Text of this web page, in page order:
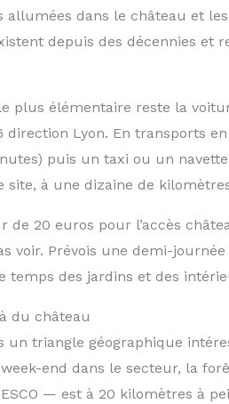
allumées dans le château et
depuis des décennies et
plus élémentaire reste la
direction Lyon. En transports
puis un taxi ou un
à une dizaine de
de 20 euros pour l’accès
voir. Prévois une demi-
temps des jardins et des
du château
un triangle géographique
end dans le secteur, la
— est à 20 kilomètres à